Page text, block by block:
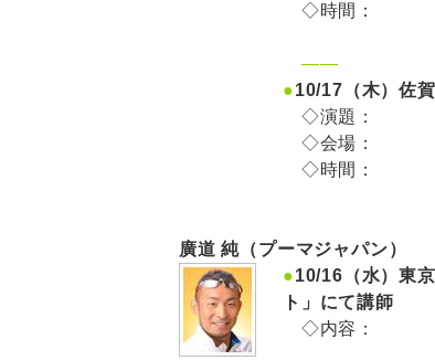
◇時間：
——
●10/17（木）佐
◇演題：
◇会場：
◇時間：
廣道 純（プーマジャパン）
●10/16（水）東
ト」にて講師
◇内容：